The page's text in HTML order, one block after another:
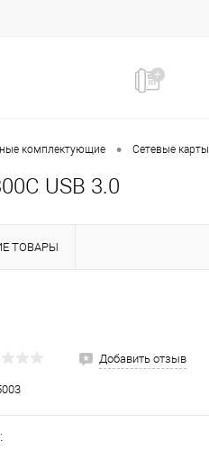
комплектующие • Сетевые карты
USB 3.0
ТОВАРЫ
Добавить отзыв